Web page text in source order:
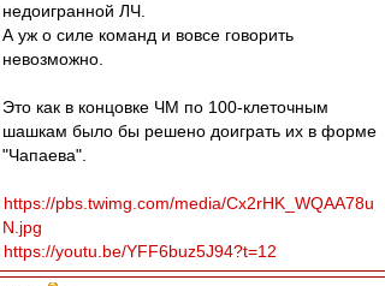
недоигранной ЛЧ.
А уж о силе команд и вовсе говорить
невозможно.
Это как в концовке ЧМ по 100-клеточным
шашкам было бы решено доиграть их в форме
"Чапаева".
https://pbs.twimg.com/media/Cx2rHK_WQAA78u
N.jpg
https://youtu.be/YFF6buz5J94?t=12